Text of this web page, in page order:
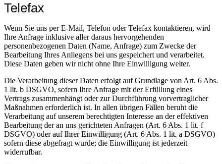
Telefax
Wenn Sie uns per E-Mail, Telefon oder Telefax kontaktieren, wird
Ihre Anfrage inklusive aller daraus hervorgehenden
personenbezogenen Daten (Name, Anfrage) zum Zwecke der
Bearbeitung Ihres Anliegens bei uns gespeichert und verarbeitet.
Diese Daten geben wir nicht ohne Ihre Einwilligung weiter.
Die Verarbeitung dieser Daten erfolgt auf Grundlage von Art. 6 Abs.
1 lit. b DSGVO, sofern Ihre Anfrage mit der Erfüllung eines
Vertrags zusammenhängt oder zur Durchführung vorvertraglicher
Maßnahmen erforderlich ist. In allen übrigen Fällen beruht die
Verarbeitung auf unserem berechtigten Interesse an der effektiven
Bearbeitung der an uns gerichteten Anfragen (Art. 6 Abs. 1 lit. f
DSGVO) oder auf Ihrer Einwilligung (Art. 6 Abs. 1 lit. a DSGVO)
sofern diese abgefragt wurde; die Einwilligung ist jederzeit
widerrufbar.